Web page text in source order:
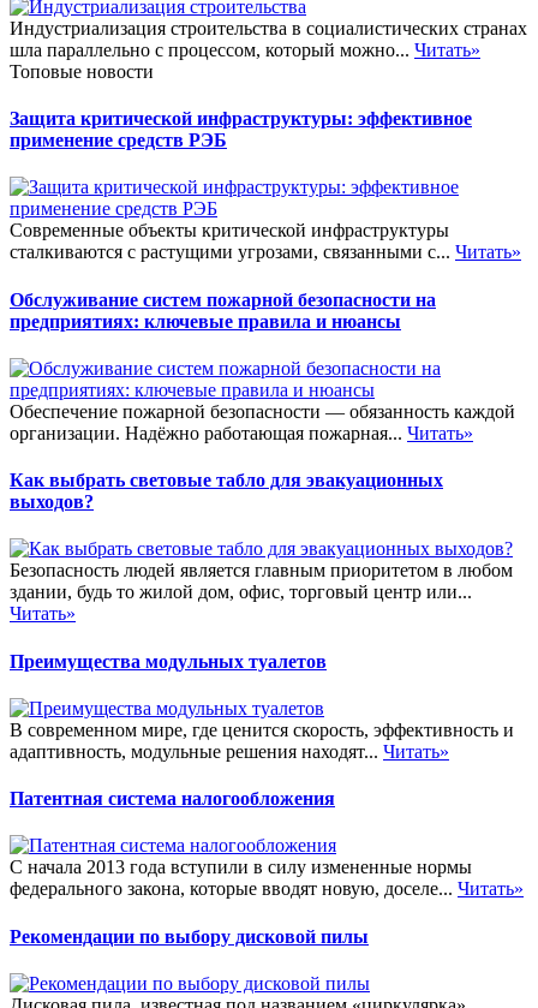
Индустриализация строительства в социалистических странах
шла параллельно с процессом, который можно... Читать»
Топовые новости
Защита критической инфраструктуры: эффективное
применение средств РЭБ
Современные объекты критической инфраструктуры
сталкиваются с растущими угрозами, связанными с... Читать»
Обслуживание систем пожарной безопасности на
предприятиях: ключевые правила и нюансы
Обеспечение пожарной безопасности — обязанность каждой
организации. Надёжно работающая пожарная... Читать»
Как выбрать световые табло для эвакуационных
выходов?
Безопасность людей является главным приоритетом в любом
здании, будь то жилой дом, офис, торговый центр или...
Читать»
Преимущества модульных туалетов
В современном мире, где ценится скорость, эффективность и
адаптивность, модульные решения находят... Читать»
Патентная система налогообложения
С начала 2013 года вступили в силу измененные нормы
федерального закона, которые вводят новую, доселе... Читать»
Рекомендации по выбору дисковой пилы